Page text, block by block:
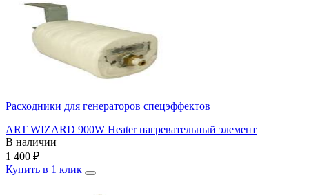
Расходники для генераторов спецэффектов
ART WIZARD 900W Heater нагревательный элемент
В наличии
1 400 ₽
Купить в 1 клик